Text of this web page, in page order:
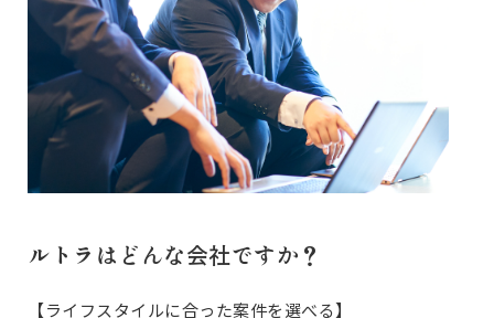
ルトラはどんな会社ですか？
【ライフスタイルに合った案件を選べる】